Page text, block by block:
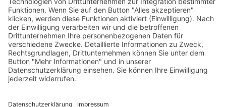
office[at]chilischarf.at
chiliSCHARF Berlin
office[at]chilischarf.de